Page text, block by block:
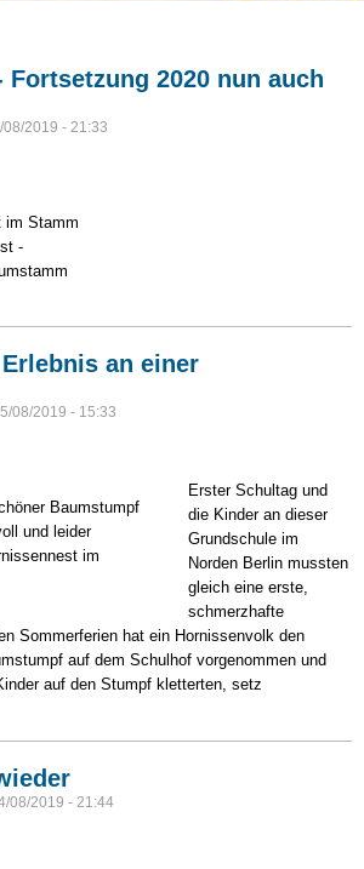
2020 nun auch
08/2019 - 21:33
-
an einer
08/2019 - 15:33
und leider
im
Erster Schultag und
die Kinder an dieser
Grundschule im
Norden Berlin mussten
gleich eine erste,
schmerzhafte
Sommerferien hat ein Hornissenvolk den
auf dem Schulhof vorgenommen und
auf den Stumpf kletterten, setz
08/2019 - 21:44